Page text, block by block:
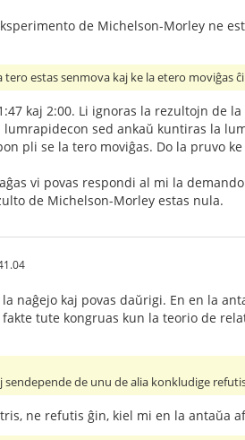
de Michelson-Morley ne
tero estas senmova kaj ke la etero moviĝas
kaj 2:00. Li ignoras la rezultojn de la
sed ankaŭ kuntiras la
pli se la tero moviĝas. Do la pruvo
vi povas respondi al mi la
de Michelson-Morley estas nula.
naĝejo kaj povas daŭrigi. En en la
tute kongruas kun la teorio de
sendepende de unu de alia konkludige
ne refutis ĝin, kiel mi en la antaŭa